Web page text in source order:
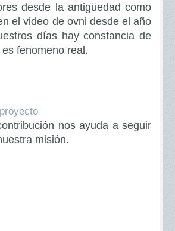
desde la antigüedad como
el video de ovni desde el año
días hay constancia de
fenomeno real.
nos ayuda a seguir
misión.